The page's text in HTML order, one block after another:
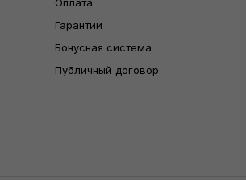
Гарантии
Бонусная система
Публичный договор